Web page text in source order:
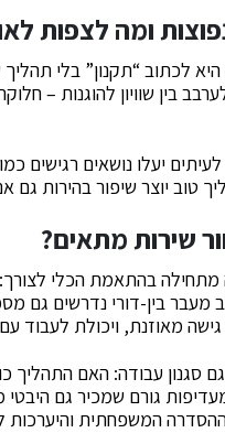
ומה לצפות
היא לכתוב “תקנון” בלי
בין שוויון להוגנות –
יעלו נושאים רגישים
טוב יוצר שיפור בהירות
שירות מתאים?
מתחילה בהתאמת הכלי
בין-דורי נדרשים גם
מאוזנת, ויכולת לעבוד עם
סגנון עבודה: האם התהליך
גורם שמכיר גם היבטי
המשפחתית והיערכות